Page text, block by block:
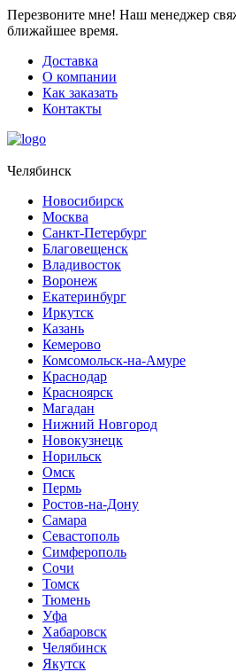
Перезвоните мне! Наш менеджер
ближайшее время.
Доставка
О компании
Как заказать
Контакты
Челябинск
Новосибирск
Москва
Санкт-Петербург
Благовещенск
Владивосток
Воронеж
Екатеринбург
Иркутск
Казань
Кемерово
Комсомольск-на-Амуре
Краснодар
Красноярск
Магадан
Нижний Новгород
Новокузнецк
Норильск
Омск
Пермь
Ростов-на-Дону
Самара
Севастополь
Симферополь
Сочи
Томск
Тюмень
Уфа
Хабаровск
Челябинск
Якутск